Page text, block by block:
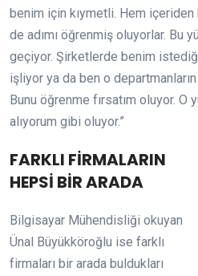
benim için kıymetli. Hem
de adımı öğrenmiş oluyorlar. Bu
geçiyor. Şirketlerde benim
işliyor ya da ben o
Bunu öğrenme fırsatım oluyor.
alıyorum gibi oluyor.”
FARKLI FİRMALARIN
HEPSİ BİR ARADA
Bilgisayar Mühendisliği okuyan
Ünal Büyükköroğlu ise farklı
firmaları bir arada buldukları